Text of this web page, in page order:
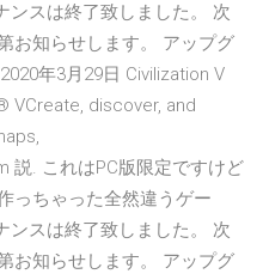
ンスは終了致しました。 次
お知らせします。 アップグ
年3月29日 Civilization V
VCreate, discover, and
. これはPC版限定ですけど
っちゃった全然違うゲー
ンスは終了致しました。 次
お知らせします。 アップグ